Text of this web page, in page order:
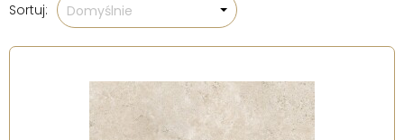
Sortuj: Domyślnie